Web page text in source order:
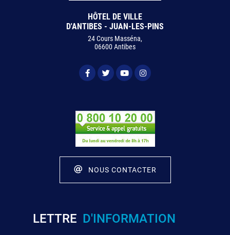
HÔTEL DE VILLE
D'ANTIBES - JUAN-LES-PINS
24 Cours Masséna,
06600 Antibes
NOUS CONTACTER
LETTRE D'INFORMATION